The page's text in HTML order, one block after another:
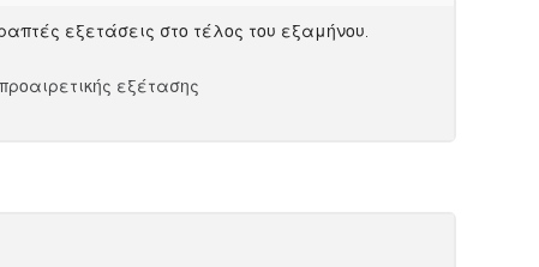
εξετάσεις στο τέλος του εξαμήνου.
εξέτασης